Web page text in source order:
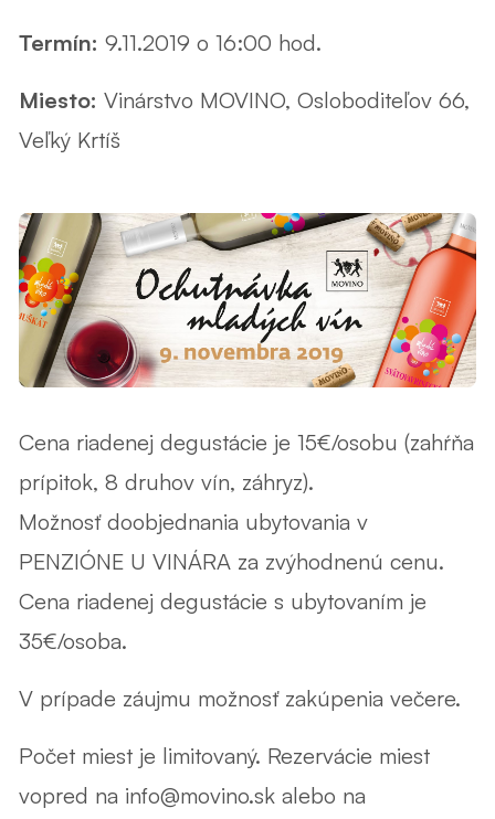
Termín: 9.11.2019 o 16:00 hod.
Miesto: Vinárstvo MOVINO, Osloboditeľov 66,
Veľký Krtíš
Cena riadenej degustácie je 15€/osobu (zahŕňa
prípitok, 8 druhov vín, záhryz).
Možnosť doobjednania ubytovania v
PENZIÓNE U VINÁRA za zvýhodnenú cenu.
Cena riadenej degustácie s ubytovaním je
35€/osoba.
V prípade záujmu možnosť zakúpenia večere.
Počet miest je limitovaný. Rezervácie miest
vopred na info@movino.sk alebo na